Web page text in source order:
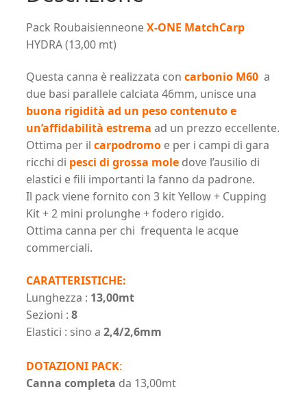
Pack RoubaisienneoneX-ONE MatchCarp
HYDRA (13,00 mt)
Questa canna è realizzata con carbonio M60 a
due basi parallele calciata 46mm, unisce una
buona rigidità ad un peso contenuto e
un’affidabilità estrema ad un prezzo eccellente.
Ottima per il carpodromoe per i campi di gara
ricchi di pesci di grossa moledove l’ausilio di
elastici e fili importanti la fanno da padrone.
Il pack viene fornito con 3 kit Yellow + Cupping
Kit + 2 mini prolunghe + fodero rigido.
Ottima canna per chi frequenta le acque
commerciali.
CARATTERISTICHE:
Lunghezza : 13,00mt
Sezioni : 8
Elastici : sino a 2,4/2,6mm
DOTAZIONI PACK:
Canna completa da 13,00mt